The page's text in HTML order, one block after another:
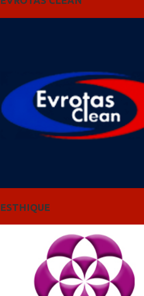
ESTHIQUE